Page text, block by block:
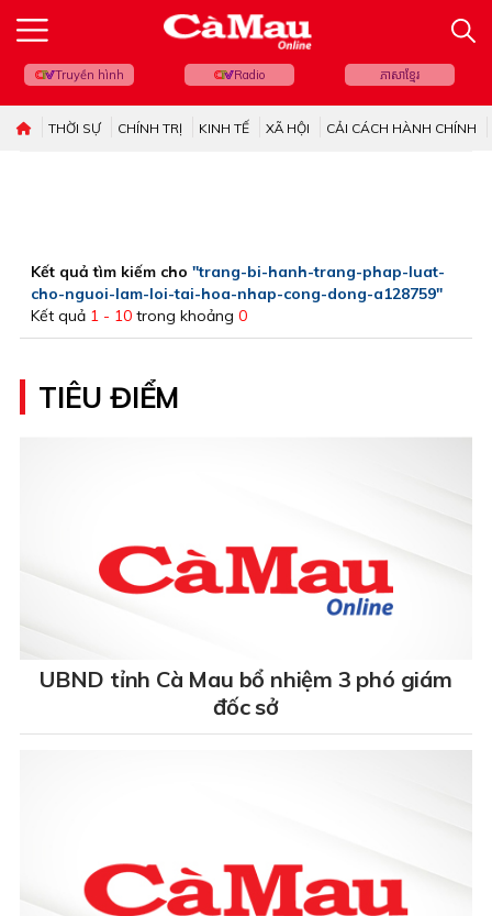
Truyền hình Radio ភាសាខ្មែរ
THỜI SỰ CHÍNH TRỊ KINH TẾ XÃ HỘI CẢI CÁCH HÀNH CHÍNH
Kết quả tìm kiếm cho "trang-bi-hanh-trang-phap-luat-
cho-nguoi-lam-loi-tai-hoa-nhap-cong-dong-a128759"
Kết quả 1 - 10 trong khoảng 0
TIÊU ĐIỂM
UBND tỉnh Cà Mau bổ nhiệm 3 phó giám
đốc sở